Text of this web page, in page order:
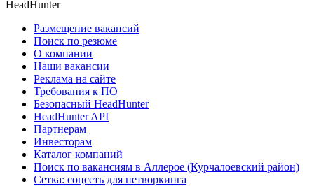
HeadHunter
Размещение вакансий
Поиск по резюме
О компании
Наши вакансии
Реклама на сайте
Требования к ПО
Безопасный HeadHunter
HeadHunter API
Партнерам
Инвесторам
Каталог компаний
Поиск по вакансиям в Аллерое (Курчалоевский район)
Сетка: соцсеть для нетворкинга